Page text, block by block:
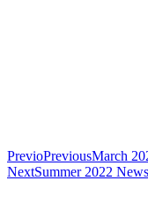
PrevioPreviousMarch
NextSummer 2022